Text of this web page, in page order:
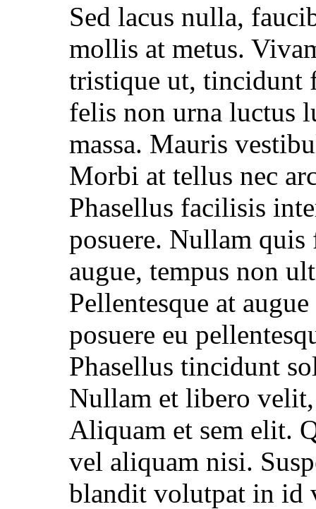
Sed lacus nulla,
mollis at metus.
tristique ut, tincidunt
felis non urna luctus
massa. Mauris
Morbi at tellus nec
Phasellus facilisis
posuere. Nullam quis
augue, tempus non
Pellentesque at
posuere eu
Phasellus tincidunt
Nullam et libero
Aliquam et sem elit.
vel aliquam nisi.
blandit volutpat in id